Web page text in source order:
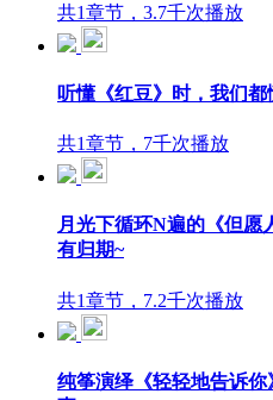
共1章节，3.7千次播放
听懂《红豆》时，我们
共1章节，7千次播放
月光下循环N遍的《但愿
有归期~
共1章节，7.2千次播放
纯筝演绎《轻轻地告诉